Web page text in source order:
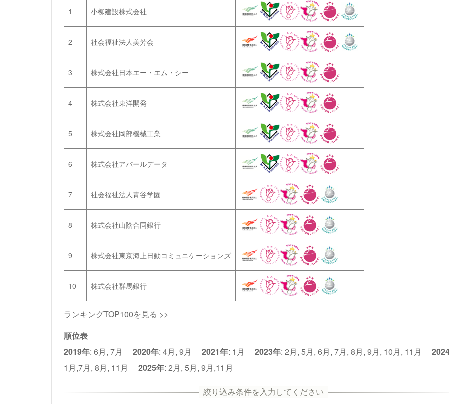
1 小柳建設株式会社
2 社会福祉法人美芳会
3 株式会社日本エー・エム・シー
4 株式会社東洋開発
5 株式会社岡部機械工業
6 株式会社アバールデータ
7 社会福祉法人青谷学園
8 株式会社山陰合同銀行
9 株式会社東京海上日動コミュニケーションズ
10 株式会社群馬銀行
ランキングTOP100を見る >>
順位表
2019年: 6月, 7月 2020年: 4月, 9月 2021年: 1月 2023年: 2月, 5月, 6月, 7月, 8月, 9月, 10月, 11月
1月,7月, 8月, 11月 2025年: 2月, 5月, 9月,11月